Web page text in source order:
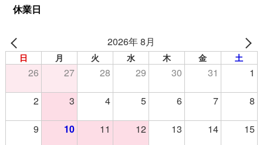
休業日
2026年 8月
日 月 火 水 木 金 土
26 27 28 29 30 31 1
2 3 4 5 6 7 8
9 10 11 12 13 14 15